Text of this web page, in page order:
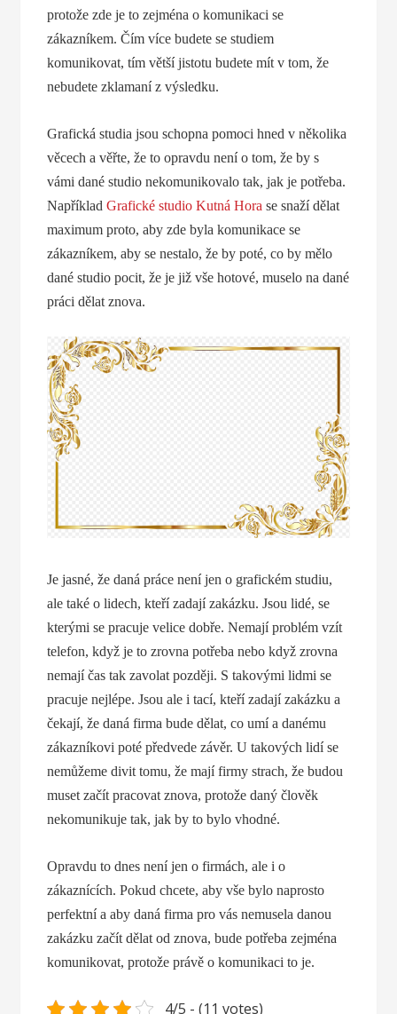
protože zde je to zejména o komunikaci se
zákazníkem. Čím více budete se studiem
komunikovat, tím větší jistotu budete mít v tom, že
nebudete zklamaní z výsledku.
Grafická studia jsou schopna pomoci hned v několika
věcech a věřte, že to opravdu není o tom, že by s
vámi dané studio nekomunikovalo tak, jak je potřeba.
NapříkladGrafické studio Kutná Hora se snaží dělat
maximum proto, aby zde byla komunikace se
zákazníkem, aby se nestalo, že by poté, co by mělo
dané studio pocit, že je již vše hotové, muselo na dané
práci dělat znova.
Je jasné, že daná práce není jen o grafickém studiu,
ale také o lidech, kteří zadají zakázku. Jsou lidé, se
kterými se pracuje velice dobře. Nemají problém vzít
telefon, když je to zrovna potřeba nebo když zrovna
nemají čas tak zavolat později. S takovými lidmi se
pracuje nejlépe. Jsou ale i tací, kteří zadají zakázku a
čekají, že daná firma bude dělat, co umí a danému
zákazníkovi poté předvede závěr. U takových lidí se
nemůžeme divit tomu, že mají firmy strach, že budou
muset začít pracovat znova, protože daný člověk
nekomunikuje tak, jak by to bylo vhodné.
Opravdu to dnes není jen o firmách, ale i o
zákaznících. Pokud chcete, aby vše bylo naprosto
perfektní a aby daná firma pro vás nemusela danou
zakázku začít dělat od znova, bude potřeba zejména
komunikovat, protože právě o komunikaci to je.
4/5 - (11 votes)